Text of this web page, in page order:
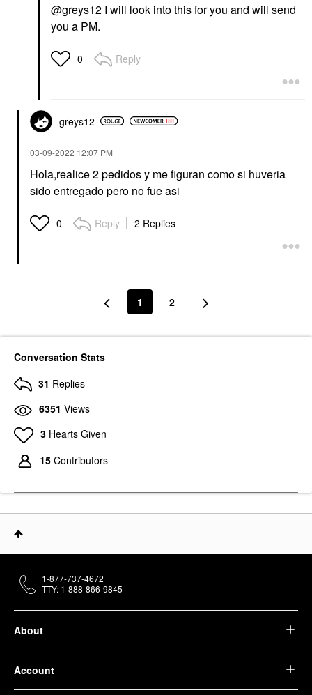
@greys12 I will look into this for you and will send
you a PM.
0 Reply
greys12
‎03-09-2022 12:07 PM
Hola,realice 2 pedidos y me figuran como si huveria
sido entregado pero no fue asi
0 Reply 2 Replies
1 2
Conversation Stats
31 Replies
6351 Views
3 Hearts Given
15 Contributors
About
Account
1-877-737-4672
TTY: 1-888-866-9845